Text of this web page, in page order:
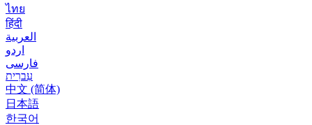
ไทย
हिंदी
العربية
اردو
فارسی
עִברִית
中文 (简体)
日本語
한국어